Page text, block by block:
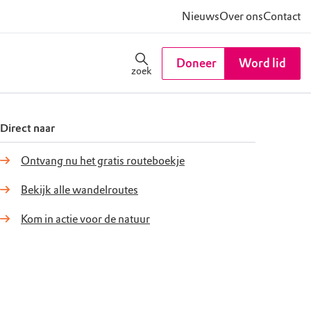
NieuwsOver onsContact
zoek
Doneer Word lid
Direct naar
Ontvang nu het gratis routeboekje
Bekijk alle wandelroutes
Kom in actie voor de natuur